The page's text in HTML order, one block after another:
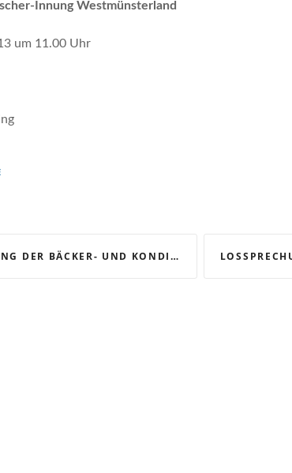
Innung Westmünsterland
um 11.00 Uhr
KONDITOREN-INNUNG BOCHOLT UND BÄCKER-INNUNG BORKEN